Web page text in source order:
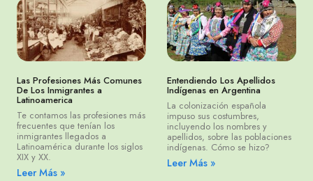
Las Profesiones Más Comunes
De Los Inmigrantes a
Latinoamerica
Te contamos las profesiones más
frecuentes que tenían los
inmigrantes llegados a
Latinoamérica durante los siglos
XIX y XX.
Leer Más »
Entendiendo Los Apellidos
Indígenas en Argentina
La colonización española
impuso sus costumbres,
incluyendo los nombres y
apellidos, sobre las poblaciones
indígenas. Cómo se hizo?
Leer Más »